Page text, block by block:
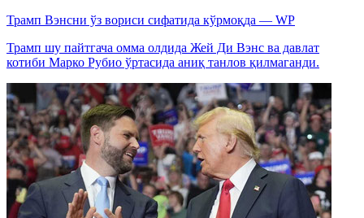
Трамп Вэнсни ўз вориси сифатида кўрмоқда — WP
Трамп шу пайтгача омма олдида Жей Ди Вэнс ва давлат
котиби Марко Рубио ўртасида аниқ танлов қилмаганди.